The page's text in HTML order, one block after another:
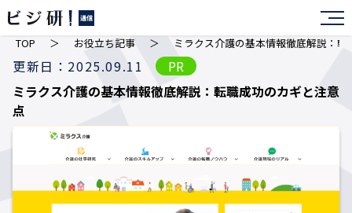
TOP ＞ お役立ち記事 ＞ ミラクス介護の基本情報徹底解説：
更新日：2025.09.11
PR
ミラクス介護の基本情報徹底解説：転職成功のカギと注意
点